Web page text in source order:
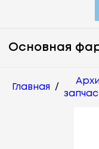
Основная
Главная /